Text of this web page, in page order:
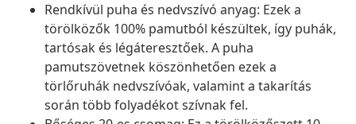
Rendkívül puha és nedvszívó anyag: Ezek a
törölközők 100% pamutból készültek, így puhák,
tartósak és légáteresztőek. A puha
pamutszövetnek köszönhetően ezek a
törlőruhák nedvszívóak, valamint a takarítás
során több folyadékot szívnak fel.